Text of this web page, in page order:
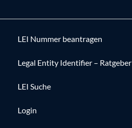
LEI Nummer beantragen
Legal Entity Identifier – Ratgeber
LEI Suche
Login